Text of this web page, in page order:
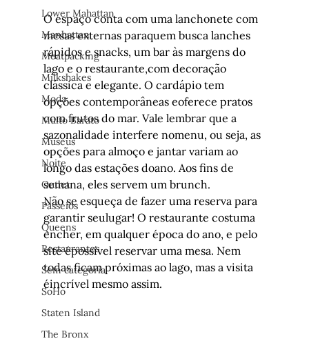
Lower Mahattan
Manhattan
Meatpacking
Milkshakes
Moda
Muito Barato
Museus
Noite
Outlet
Passeios
Queens
Restaurantes
Sem categoria
SoHo
Staten Island
The Bronx
O espaço conta com uma lanchonete com
mesas externas paraquem busca lanches
rápidos e snacks, um bar às margens do
lago e o restaurante,com decoração
clássica e elegante. O cardápio tem
opções contemporâneas eoferece pratos
com frutos do mar. Vale lembrar que a
sazonalidade interfere nomenu, ou seja, as
opções para almoço e jantar variam ao
longo das estações doano. Aos fins de
semana, eles servem um brunch.
Não se esqueça de fazer uma reserva para
garantir seulugar! O restaurante costuma
encher, em qualquer época do ano, e pelo
site épossível reservar uma mesa. Nem
todas ficam próximas ao lago, mas a visita
éincrível mesmo assim.